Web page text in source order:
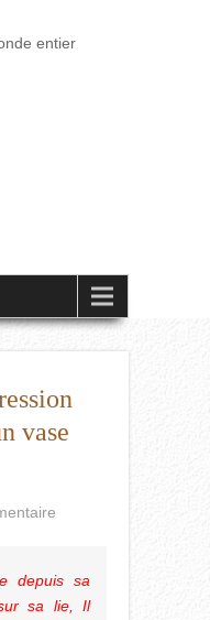
entier
vase
depuis sa
sa lie, Il